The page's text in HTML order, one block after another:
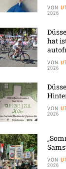
VON
2026
hat
VON
2026
VON
2026
VON
2026